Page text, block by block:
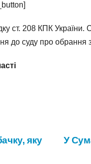
ст. 208 КПК України.
до суду про
У
яку